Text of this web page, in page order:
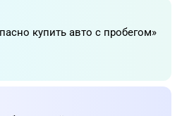
купить авто с пробегом»